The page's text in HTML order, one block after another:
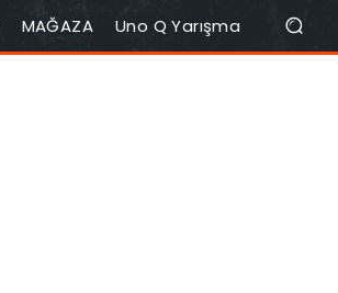
MAĞAZA Uno Q Yarışma